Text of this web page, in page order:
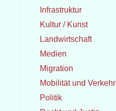
Infrastruktur
Kultur / Kunst
Landwirtschaft
Medien
Migration
Mobilität und Verkehr
Politik